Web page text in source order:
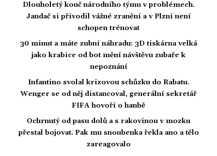
Dlouholetý kouč národního týmu v problémech.
Jandač si přivodil vážné zranění a v Plzni není
schopen trénovat
30 minut a máte zubní náhradu: 3D tiskárna velká
jako krabice od bot mění návštěvu zubaře k
nepoznání
Infantino svolal krizovou schůzku do Rabatu.
Wenger se od něj distancoval, generální sekretář
FIFA hovoří o hanbě
Ochrnutý od pasu dolů a s rakovinou v mozku
přestal bojovat. Pak mu snoubenka řekla ano a tělo
zareagovalo